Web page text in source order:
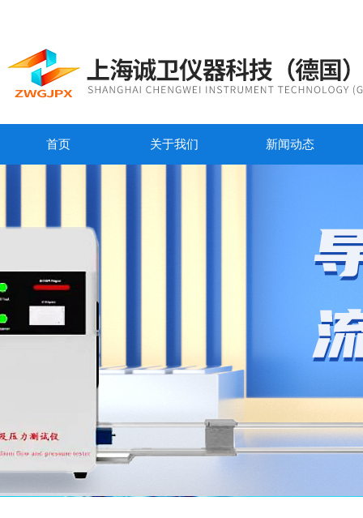
首页 关于我们 新闻动态